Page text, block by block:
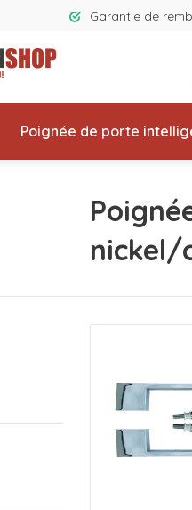
Garantie de
Poignée de porte
nickel/